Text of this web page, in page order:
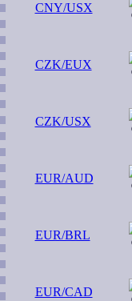
CNY/USX
CZK/EUX
CZK/USX
EUR/AUD
EUR/BRL
EUR/CAD